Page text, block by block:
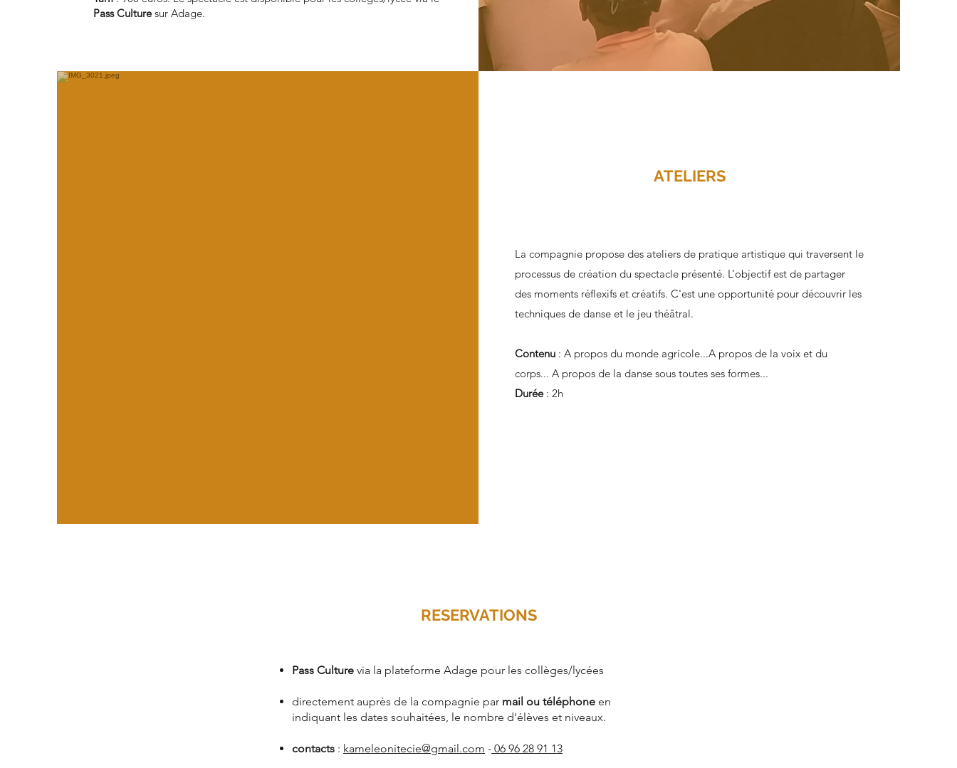
Pass Culturesur Adage.
ATELIERS
La compagnie propose des ateliers de pratique artistique qui traversent le
processus de création du spectacle présenté. L’objectif est de partager
des moments réflexifs et créatifs. C'est une opportunité pour découvrir les
techniques de danse et le jeu théâtral.
Contenu : A propos du monde agricole...A propos de la voix et du
corps... A propos de la danse sous toutes ses formes...
Durée: 2h
RESERVATIONS
Pass Culture via la plateforme Adage pour les collèges/lycées
directement auprès de la compagnie par mail ou téléphone en
indiquant les dates souhaitées, le nombre d'élèves et niveaux.
contacts : kameleonitecie@gmail.com - 06 96 28 91 13